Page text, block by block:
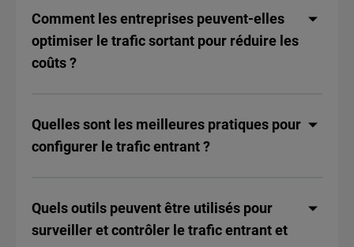
Comment les entreprises peuvent-elles
optimiser le trafic sortant pour réduire les
coûts ?
Quelles sont les meilleures pratiques pour
configurer le trafic entrant ?
Quels outils peuvent être utilisés pour
surveiller et contrôler le trafic entrant et